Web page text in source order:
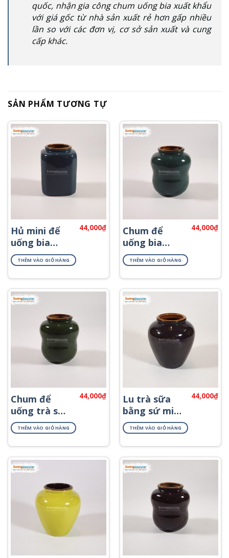
quốc, nhận gia công chum uống bia xuất khẩu
với giá gốc từ nhà sản xuất rẻ hơn gấp nhiều
lần so với các đơn vị, cơ sở sản xuất và cung
cấp khác.
SẢN PHẨM TƯƠNG TỰ
Hủ mini để
uống bia
400ml sứ Bát
Tràng
44,000₫
THÊM VÀO GIỎ HÀNG
Chum để
uống bia
bằng sứ Bát
Tràng 400ml
44,000₫
THÊM VÀO GIỎ HÀNG
Chum để
uống trà sữa
sứ Bát
Tràng 400ml
44,000₫
THÊM VÀO GIỎ HÀNG
Lu trà sữa
bằng sứ mini
400ml nâu
cánh gián
44,000₫
THÊM VÀO GIỎ HÀNG